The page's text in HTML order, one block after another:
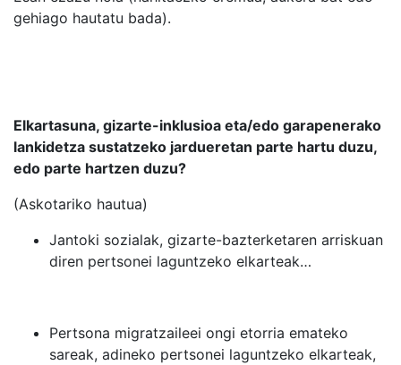
gehiago hautatu bada).
Elkartasuna, gizarte-inklusioa eta/edo garapenerako
lankidetza sustatzeko jardueretan parte hartu duzu,
edo parte hartzen duzu?
(Askotariko hautua)
Jantoki sozialak, gizarte-bazterketaren arriskuan
diren pertsonei laguntzeko elkarteak…
Pertsona migratzaileei ongi etorria emateko
sareak, adineko pertsonei laguntzeko elkarteak,